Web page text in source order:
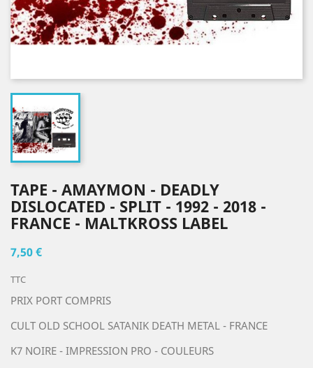
TAPE - AMAYMON - DEADLY
DISLOCATED - SPLIT - 1992 - 2018 -
FRANCE - MALTKROSS LABEL
7,50 €
TTC
PRIX PORT COMPRIS
CULT OLD SCHOOL SATANIK DEATH METAL - FRANCE
K7 NOIRE - IMPRESSION PRO - COULEURS